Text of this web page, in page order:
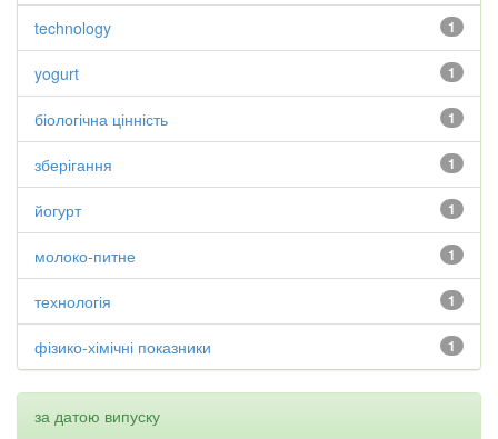
1
technology
1
yogurt
1
біологічна цінність
1
зберігання
1
йогурт
1
молоко-питне
1
технологія
1
фізико-хімічні показники
за датою випуску